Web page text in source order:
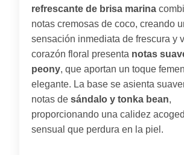
refrescante de brisa marina
notas cremosas de coco, creando
sensación inmediata de frescura y
corazón floral presenta notas
peony, que aportan un toque
elegante. La base se asienta
notas de sándalo y tonka bean,
proporcionando una calidez
sensual que perdura en la piel.